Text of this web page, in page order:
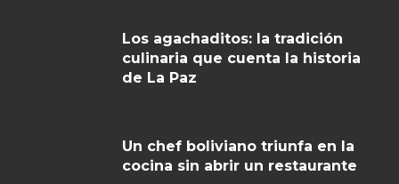
Los agachaditos: la tradición
culinaria que cuenta la historia
de La Paz
Un chef boliviano triunfa en la
cocina sin abrir un restaurante